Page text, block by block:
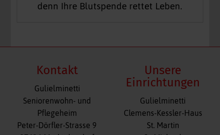
denn Ihre Blutspende rettet Leben.
Kontakt
Gulielminetti
Seniorenwohn- und
Pflegeheim
Peter-Dörfler-Strasse 9
Unsere
Einrichtungen
Navigation
überspringen
Gulielminetti
Clemens-Kessler-Haus
St. Martin